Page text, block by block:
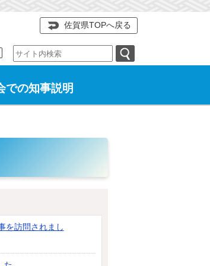
佐賀県TOPへ戻る
での知事説明
を訪問されまし